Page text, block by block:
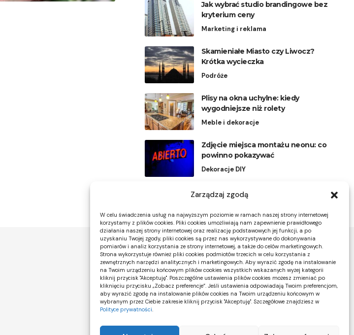
Zarządzaj zgodą
W celu świadczenia usług na najwyższym poziomie w ramach naszej strony internetowej
korzystamy z plików cookies. Pliki cookies umożliwiają nam zapewnienie prawidłowego
działania naszej strony internetowej oraz realizację podstawowych jej funkcji, a po
uzyskaniu Twojej zgody, pliki cookies są przez nas wykorzystywane do dokonywania
pomiarów i analiz korzystania ze strony internetowej, a także do celów marketingowych.
Strona wykorzystuje również pliki cookies podmiotów trzecich w celu korzystania z
zewnętrznych narzędzi analitycznych i marketingowych. Aby wyrazić zgodę na instalowanie
na Twoim urządzeniu końcowym plików cookies wszystkich wskazanych wyżej kategorii
kliknij przycisk "Akceptuję". Poszczególne ustawienia plików cookies możesz zmieniać po
kliknięciu przycisku „Zobacz preferencje”. Jeśli ustawienia odpowiadają Twoim preferencjom,
aby wyrazić zgodę na instalowanie plików cookies na Twoim urządzeniu końcowym w
wybranym przez Ciebie zakresie kliknij przycisk "Akceptuję". Szczegółowe znajdziesz w
Polityce prywatności.
Jak wybrać studio brandingowe bez
kryterium ceny
Marketing i reklama
Skamieniałe Miasto czy Liwocz?
Krótka wycieczka
Podróże
Plisy na okna uchylne: kiedy
wygodniejsze niż rolety
Meble i dekoracje
Zdjęcie miejsca montażu neonu: co
powinno pokazywać
Dekoracje DIY